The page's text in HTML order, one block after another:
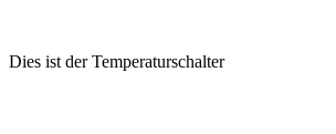
Dies ist der Temperaturschalter